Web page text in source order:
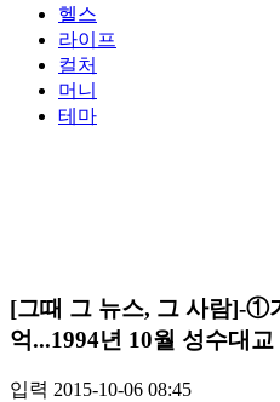
헬스
라이프
컬처
머니
테마
[그때 그 뉴스, 그 사람]-①
억...1994년 10월 성수대
입력 2015-10-06 08:45